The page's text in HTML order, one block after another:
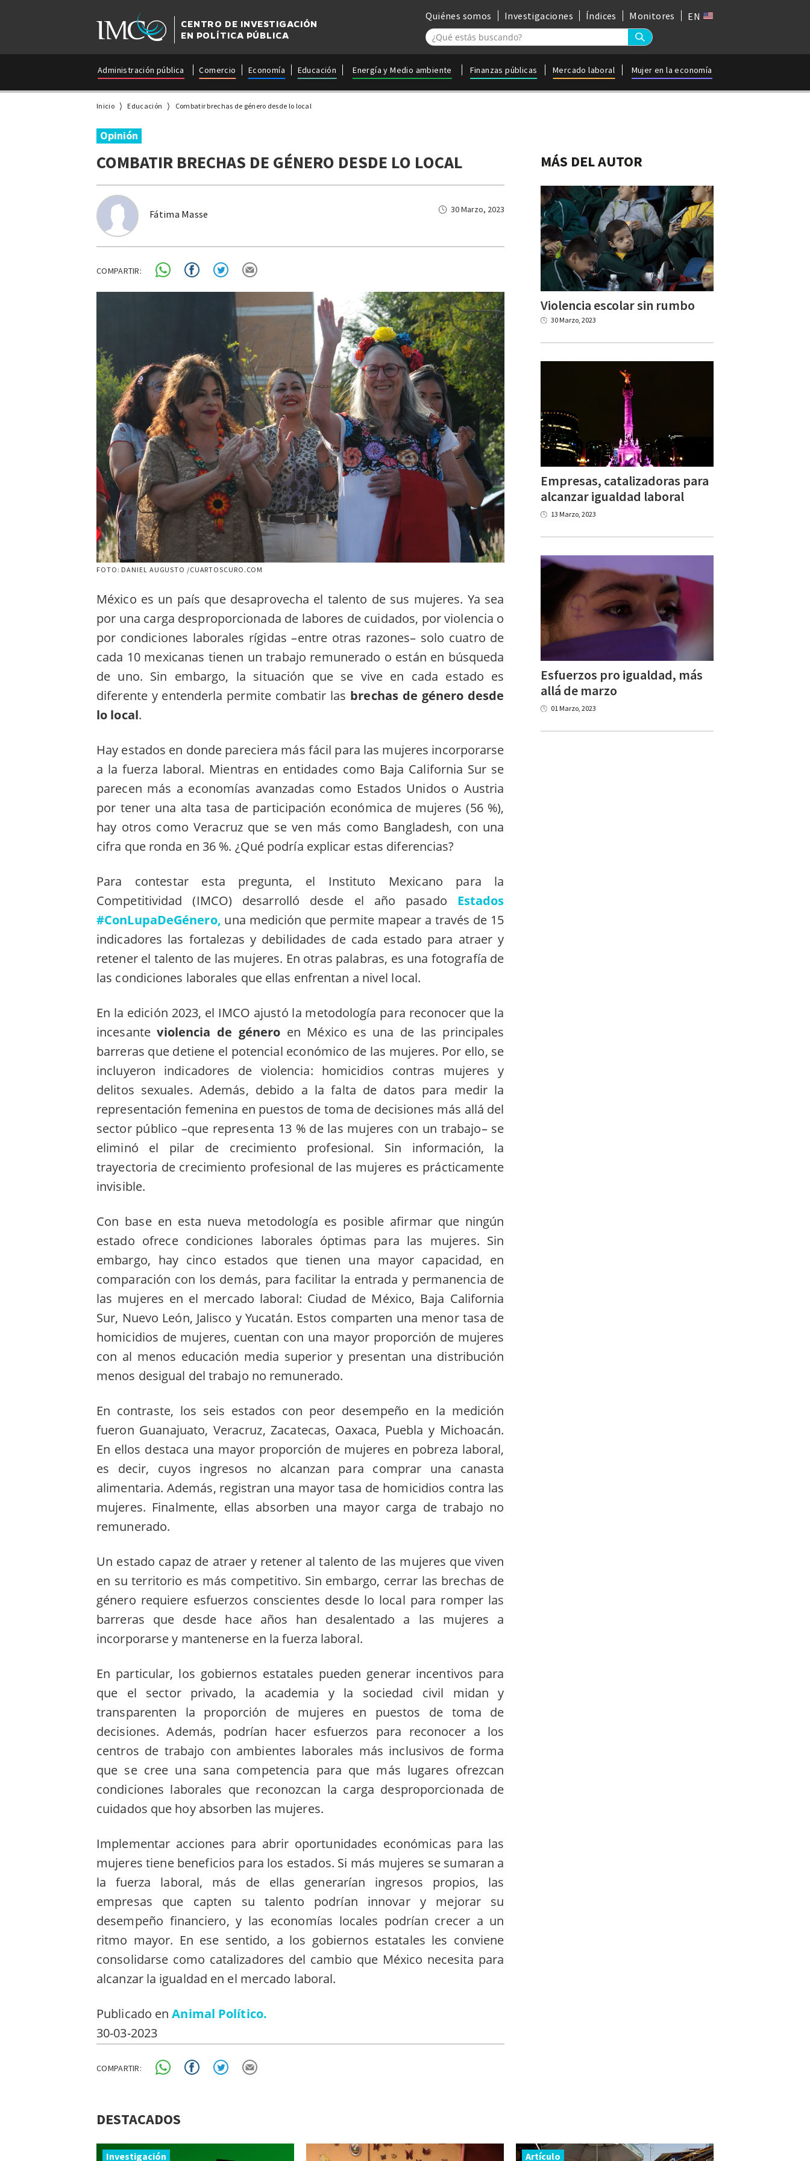
CENTRO DE INVESTIGACIÓN
EN POLÍTICA PÚBLICA
Quiénes somos Investigaciones Índices Monitores EN
Administración pública Comercio Economía Educación Energía y Medio ambiente Finanzas públicas Mercado laboral Mujer en la economía
Inicio Educación Combatir brechas de género desde lo local
Opinión
COMBATIR BRECHAS DE GÉNERO DESDE LO LOCAL
Fátima Masse 30 Marzo, 2023
COMPARTIR:
FOTO: DANIEL AUGUSTO /CUARTOSCURO.COM
México es un país que desaprovecha el talento de sus mujeres. Ya sea
por una carga desproporcionada de labores de cuidados, por violencia o
por condiciones laborales rígidas –entre otras razones– solo cuatro de
cada 10 mexicanas tienen un trabajo remunerado o están en búsqueda
de uno. Sin embargo, la situación que se vive en cada estado es
diferente y entenderla permite combatir las brechas de género desde
lo local.
Hay estados en donde pareciera más fácil para las mujeres incorporarse
a la fuerza laboral. Mientras en entidades como Baja California Sur se
parecen más a economías avanzadas como Estados Unidos o Austria
por tener una alta tasa de participación económica de mujeres (56 %),
hay otros como Veracruz que se ven más como Bangladesh, con una
cifra que ronda en 36 %. ¿Qué podría explicar estas diferencias?
Para contestar esta pregunta, el Instituto Mexicano para la
Competitividad (IMCO) desarrolló desde el año pasado Estados
#ConLupaDeGénero, una medición que permite mapear a través de 15
indicadores las fortalezas y debilidades de cada estado para atraer y
retener el talento de las mujeres. En otras palabras, es una fotografía de
las condiciones laborales que ellas enfrentan a nivel local.
En la edición 2023, el IMCO ajustó la metodología para reconocer que la
incesanteviolencia de género en México es una de las principales
barreras que detiene el potencial económico de las mujeres. Por ello, se
incluyeron indicadores de violencia: homicidios contras mujeres y
delitos sexuales. Además, debido a la falta de datos para medir la
representación femenina en puestos de toma de decisiones más allá del
sector público –que representa 13 % de las mujeres con un trabajo– se
eliminó el pilar de crecimiento profesional. Sin información, la
trayectoria de crecimiento profesional de las mujeres es prácticamente
invisible.
Con base en esta nueva metodología es posible afirmar que ningún
estado ofrece condiciones laborales óptimas para las mujeres. Sin
embargo, hay cinco estados que tienen una mayor capacidad, en
comparación con los demás, para facilitar la entrada y permanencia de
las mujeres en el mercado laboral: Ciudad de México, Baja California
Sur, Nuevo León, Jalisco y Yucatán. Estos comparten una menor tasa de
homicidios de mujeres, cuentan con una mayor proporción de mujeres
con al menos educación media superior y presentan una distribución
menos desigual del trabajo no remunerado.
En contraste, los seis estados con peor desempeño en la medición
fueron Guanajuato, Veracruz, Zacatecas, Oaxaca, Puebla y Michoacán.
En ellos destaca una mayor proporción de mujeres en pobreza laboral,
es decir, cuyos ingresos no alcanzan para comprar una canasta
alimentaria. Además, registran una mayor tasa de homicidios contra las
mujeres. Finalmente, ellas absorben una mayor carga de trabajo no
remunerado.
Un estado capaz de atraer y retener al talento de las mujeres que viven
en su territorio es más competitivo. Sin embargo, cerrar las brechas de
género requiere esfuerzos conscientes desde lo local para romper las
barreras que desde hace años han desalentado a las mujeres a
incorporarse y mantenerse en la fuerza laboral.
En particular, los gobiernos estatales pueden generar incentivos para
que el sector privado, la academia y la sociedad civil midan y
transparenten la proporción de mujeres en puestos de toma de
decisiones. Además, podrían hacer esfuerzos para reconocer a los
centros de trabajo con ambientes laborales más inclusivos de forma
que se cree una sana competencia para que más lugares ofrezcan
condiciones laborales que reconozcan la carga desproporcionada de
cuidados que hoy absorben las mujeres.
Implementar acciones para abrir oportunidades económicas para las
mujeres tiene beneficios para los estados. Si más mujeres se sumaran a
la fuerza laboral, más de ellas generarían ingresos propios, las
empresas que capten su talento podrían innovar y mejorar su
desempeño financiero, y las economías locales podrían crecer a un
ritmo mayor. En ese sentido, a los gobiernos estatales les conviene
consolidarse como catalizadores del cambio que México necesita para
alcanzar la igualdad en el mercado laboral.
Publicado enAnimal Político.
30-03-2023
COMPARTIR:
MÁS DEL AUTOR
Violencia escolarsin rumbo
30 Marzo, 2023
Empresas, catalizadoras para
alcanzar igualdad laboral
13 Marzo, 2023
Esfuerzos pro igualdad, más
allá de marzo
01 Marzo, 2023
DESTACADOS
Investigación Artículo